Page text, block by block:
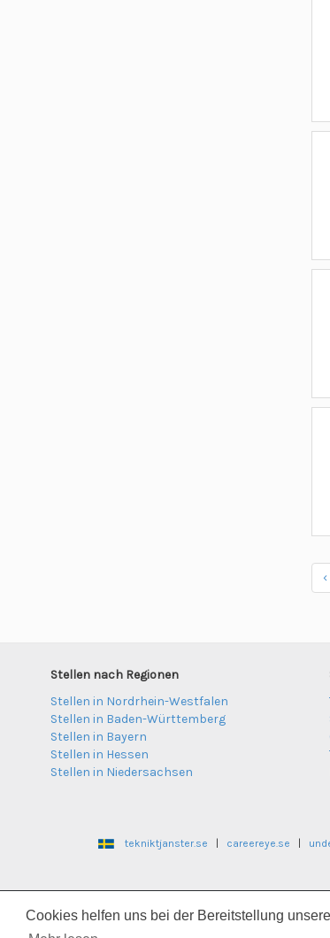
Cookies helfen uns bei der Bereitstellung
‹
Stellen nach Regionen
Stellen in Nordrhein-Westfalen
Stellen in Baden-Württemberg
Stellen in Bayern
Stellen in Hessen
Stellen in Niedersachsen
tekniktjanster.se careereye.se